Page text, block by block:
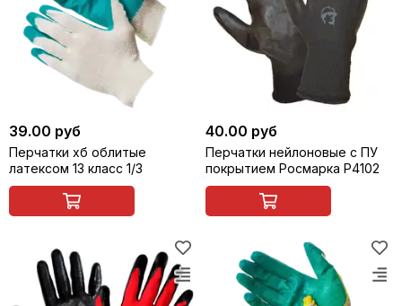
39.00 руб
Перчатки хб облитые
латексом 13 класс 1/3
40.00 руб
Перчатки нейлоновые с ПУ
покрытием Росмарка Р4102